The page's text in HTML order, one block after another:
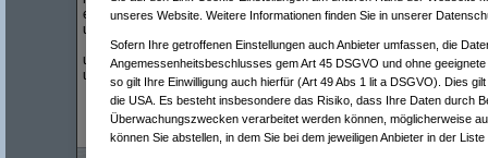
einmal benziner (ich glaub) ( 130 )
und an (5 gang) diesel mit weniger PS (105) PS
und der benziner hatte am "berg" sowieso keine chance
und auch sonst erst auf der autobahn ab 100km/h..
unseres Website. Weitere Informationen finden Sie in unserer
Sofern Ihre getroffenen Einstellungen auch Anbieter umfassen, die
Angemessenheitsbeschlusses gem Art 45 DSGVO und ohne
so gilt Ihre Einwilligung auch hierfür (Art 49 Abs 1 lit a DSGVO). Dies
die USA. Es besteht insbesondere das Risiko, dass Ihre Daten durch
Überwachungszwecken verarbeitet werden können, möglicherweise
können Sie abstellen, in dem Sie bei dem jeweiligen Anbieter in der